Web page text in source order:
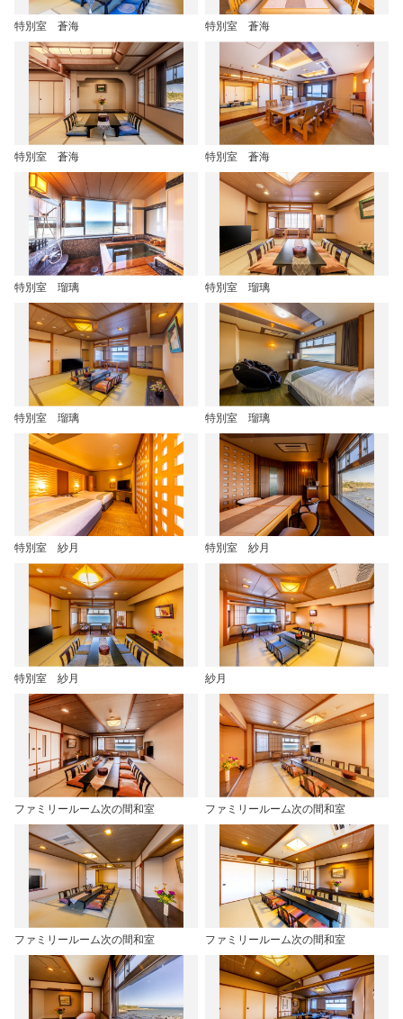
特別室 蒼海 特別室 蒼海
特別室 蒼海 特別室 蒼海
特別室 瑠璃 特別室 瑠璃
特別室 瑠璃 特別室 瑠璃
特別室 紗月 特別室 紗月
特別室 紗月 紗月
ファミリールーム次の間和室 ファミリールーム次の間和室
ファミリールーム次の間和室 ファミリールーム次の間和室